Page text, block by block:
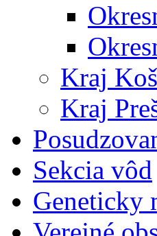
Kraj
Kraj
Sekcia vôd
Geneticky